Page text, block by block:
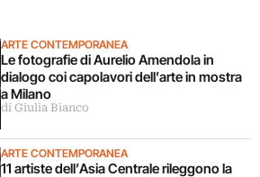
ARTE CONTEMPORANEA
Le fotografie di Aurelio Amendola in
dialogo coi capolavori dell’arte in mostra
a Milano
di Giulia Bianco
ARTE CONTEMPORANEA
11 artiste dell’Asia Centrale rileggono la